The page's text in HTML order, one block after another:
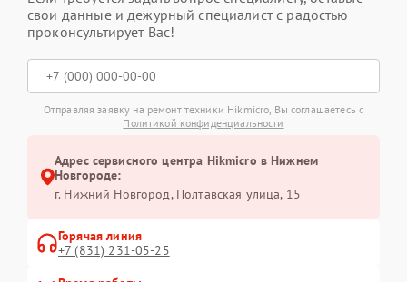
свои данные и дежурный специалист с радостью
проконсультирует Вас!
Отправляя заявку на ремонт техники Hikmicro, Вы соглашаетесь с
Политикой конфиденциальности
Адрес сервисного центра Hikmicro в Нижнем
Новгороде:
г. Нижний Новгород, Полтавская улица, 15
Горячая линия
+7 (831) 231-05-25